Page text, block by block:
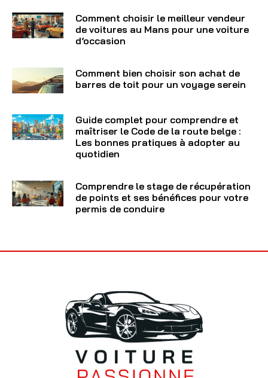
Comment choisir le meilleur vendeur
de voitures au Mans pour une voiture
d’occasion
Comment bien choisir son achat de
barres de toit pour un voyage serein
Guide complet pour comprendre et
maîtriser le Code de la route belge :
Les bonnes pratiques à adopter au
quotidien
Comprendre le stage de récupération
de points et ses bénéfices pour votre
permis de conduire